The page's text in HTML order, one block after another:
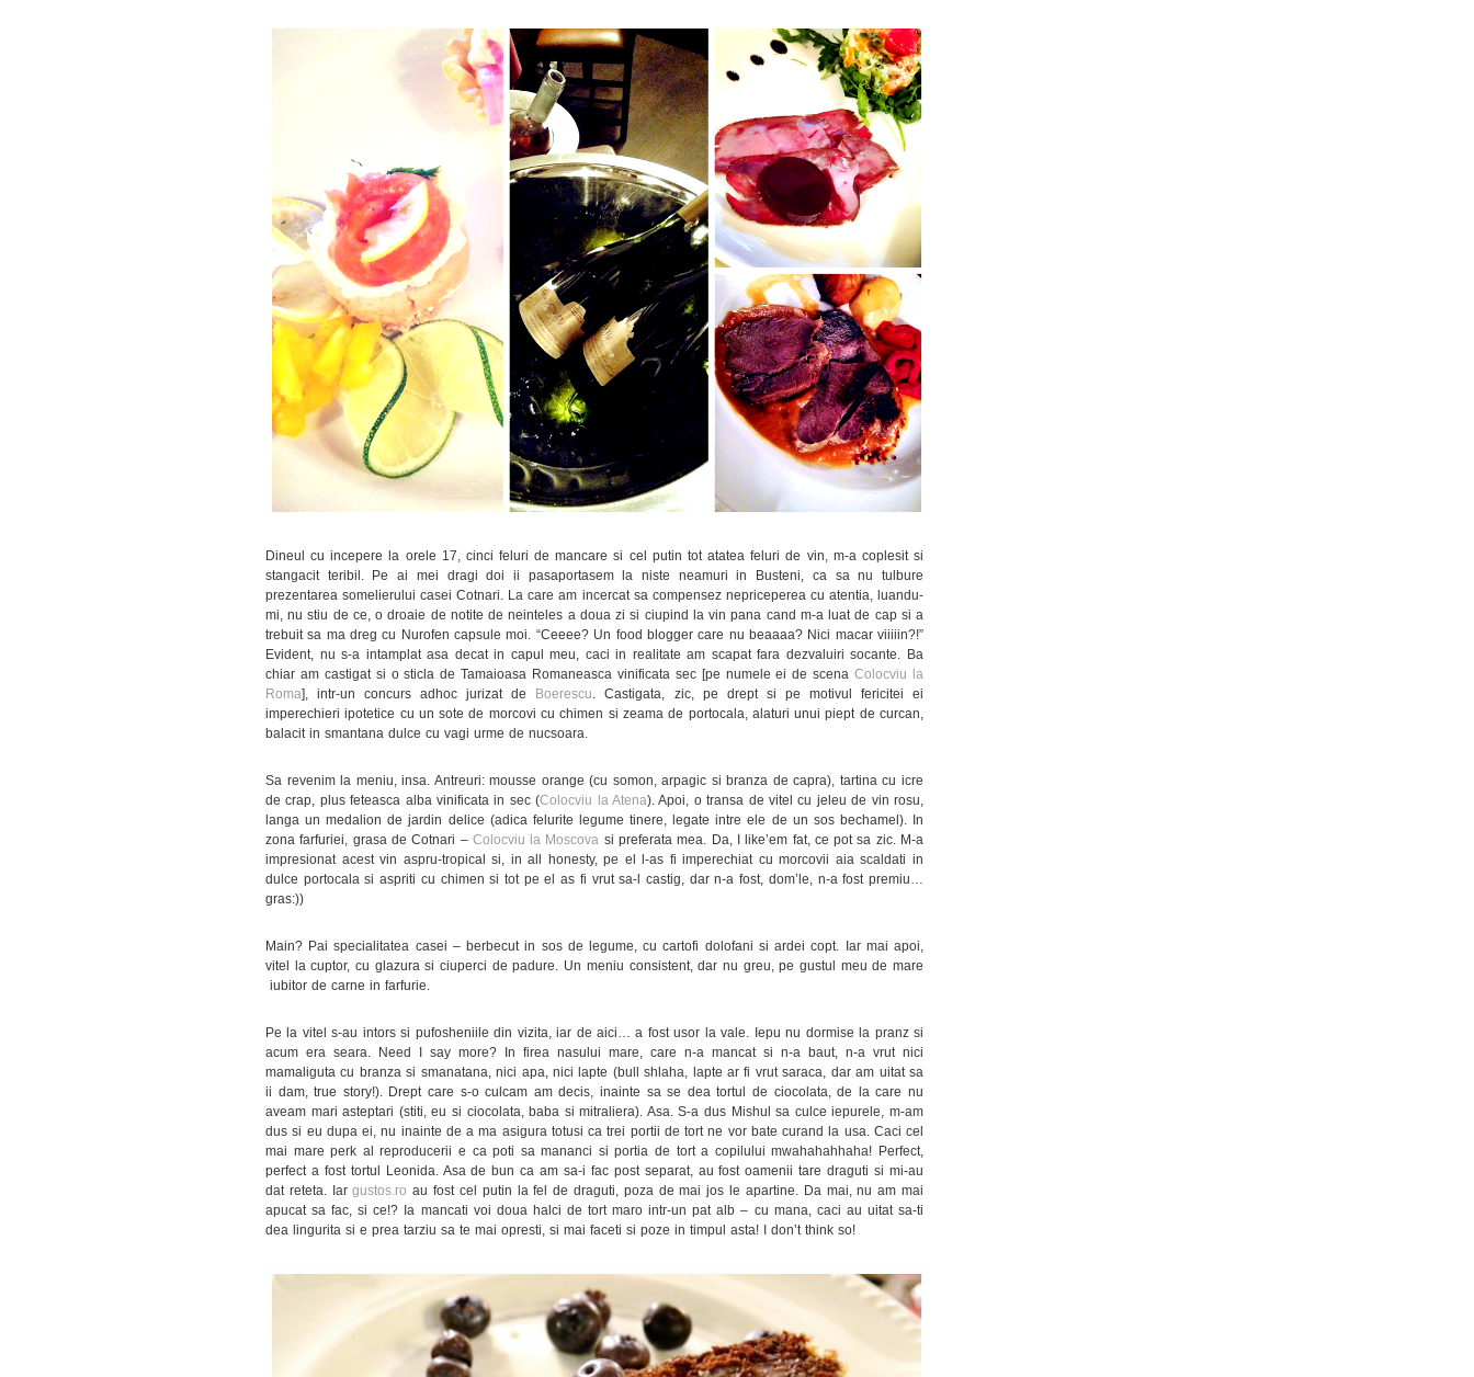
Dineul cu incepere la orele 17, cinci feluri de mancare si cel putin tot atatea feluri de vin, m-a coplesit si
stangacit teribil. Pe ai mei dragi doi ii pasaportasem la niste neamuri in Busteni, ca sa nu tulbure
prezentarea somelierului casei Cotnari. La care am incercat sa compensez nepriceperea cu atentia, luandu-
mi, nu stiu de ce, o droaie de notite de neinteles a doua zi si ciupind la vin pana cand m-a luat de cap si a
trebuit sa ma dreg cu Nurofen capsule moi. “Ceeee? Un food blogger care nu beaaaa? Nici macar viiiiin?!”
Evident, nu s-a intamplat asa decat in capul meu, caci in realitate am scapat fara dezvaluiri socante. Ba
chiar am castigat si o sticla de Tamaioasa Romaneasca vinificata sec [pe numele ei de scenaColocviu la
Roma], intr-un concurs adhoc jurizat de Boerescu
. Castigata, zic, pe drept si pe motivul fericitei ei
imperechieri ipotetice cu un sote de morcovi cu chimen si zeama de portocala, alaturi unui piept de curcan,
balacit in smantana dulce cu vagi urme de nucsoara.
Sa revenim la meniu, insa. Antreuri: mousse orange (cu somon, arpagic si branza de capra), tartina cu icre
de crap, plus feteasca alba vinificata in sec (Colocviu la Atena). Apoi, o transa de vitel cu jeleu de vin rosu,
langa un medalion de jardin delice (adica felurite legume tinere, legate intre ele de un sos bechamel). In
zona farfuriei, grasa de Cotnari – Colocviu la Moscova si preferata mea. Da, I like’em fat, ce pot sa zic. M-a
impresionat acest vin aspru-tropical si, in all honesty, pe el l-as fi imperechiat cu morcovii aia scaldati in
dulce portocala si aspriti cu chimen si tot pe el as fi vrut sa-l castig, dar n-a fost, dom’le, n-a fost premiu…
gras:))
Main? Pai specialitatea casei – berbecut in sos de legume, cu cartofi dolofani si ardei copt. Iar mai apoi,
vitel la cuptor, cu glazura si ciuperci de padure. Un meniu consistent, dar nu greu, pe gustul meu de mare
iubitor de carne in farfurie.
Pe la vitel s-au intors si pufosheniile din vizita, iar de aici… a fost usor la vale. Iepu nu dormise la pranz si
acum era seara. Need I say more? In firea nasului mare, care n-a mancat si n-a baut, n-a vrut nici
mamaliguta cu branza si smanatana, nici apa, nici lapte (bull shlaha, lapte ar fi vrut saraca, dar am uitat sa
ii dam, true story!). Drept care s-o culcam am decis, inainte sa se dea tortul de ciocolata, de la care nu
aveam mari asteptari (stiti, eu si ciocolata, baba si mitraliera). Asa. S-a dus Mishul sa culce iepurele, m-am
dus si eu dupa ei, nu inainte de a ma asigura totusi ca trei portii de tort ne vor bate curand la usa. Caci cel
mai mare perk al reproducerii e ca poti sa mananci si portia de tort a copilului mwahahahhaha! Perfect,
perfect a fost tortul Leonida. Asa de bun ca am sa-i fac post separat, au fost oamenii tare draguti si mi-au
dat reteta. Iargustos.ro au fost cel putin la fel de draguti, poza de mai jos le apartine. Da mai, nu am mai
apucat sa fac, si ce!? Ia mancati voi doua halci de tort maro intr-un pat alb – cu mana, caci au uitat sa-ti
dea lingurita si e prea tarziu sa te mai opresti, si mai faceti si poze in timpul asta! I don’t think so!